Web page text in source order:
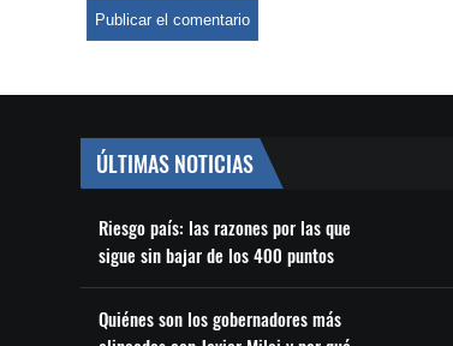
ÚLTIMAS NOTICIAS
Riesgo país: las razones por las que
sigue sin bajar de los 400 puntos
Quiénes son los gobernadores más